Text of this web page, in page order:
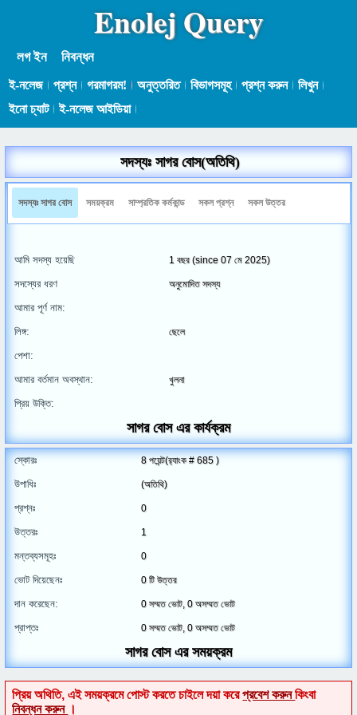
Enolej Query
লগ ইন নিবন্ধন
ই-নলেজ প্রশ্ন গরমাগরম! অনুত্তরিত বিভাগসমূহ প্রশ্ন করুন
লিখুন
ইনো চ্যাট
ই-নলেজ আইডিয়া
সদস্যঃ সাগর বোস(অতিথি)
সদস্যঃ সাগর বোস সময়ক্রম সাম্প্রতিক কর্মকান্ড সকল প্রশ্ন সকল উত্তর
আমি সদস্য হয়েছি 1 বছর (since 07 মে 2025)
সদস্যের ধরণ অনুমোদিত সদস্য
আমার পূর্ণ নাম:
লিঙ্গ:
ছেলে
পেশা:
আমার বর্তমান অবস্থান:
খুলনা
প্রিয় উক্তি:
সাগর বোস এর কার্যক্রম
স্কোরঃ 8 পয়েন্ট(র‌্যাংক #685 )
উপাধিঃ (অতিথি)
প্রশ্নঃ 0
উত্তরঃ 1
মন্তব্যসমূহঃ 0
ভোট দিয়েছেনঃ 0 টি উত্তর
দান করেছেন: 0 সম্মত ভোট,0 অসম্মত ভোট
প্রাপ্তঃ 0 সম্মত ভোট,0 অসম্মত ভোট
সাগর বোস এর সময়ক্রম
প্রিয় অথিতি, এই সময়ক্রমে পোস্ট করতে চাইলে দয়া করেপ্রবেশ করুনকিংবা
নিবন্ধন করুন ।